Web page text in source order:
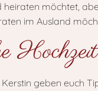
möchtet,
im Ausland
geben euch